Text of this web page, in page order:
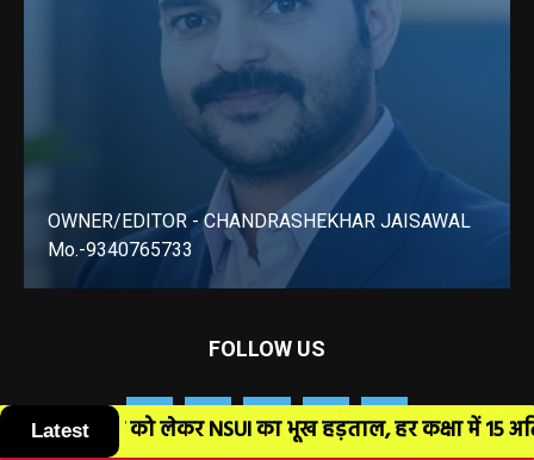
OWNER/EDITOR - CHANDRASHEKHAR JAISAWAL
Mo.-9340765733
FOLLOW US
Latestहर कक्षा में 15 अतिरि... अम्बिकापुर : अब